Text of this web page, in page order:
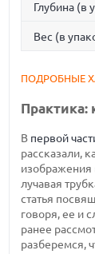
Глубина (в
Вес (в
ПОДРОБНЫЕ
Практика:
В первой
рассказали,
изображения
лучавая
статья
говоря, ее и
ранее
разберемся,